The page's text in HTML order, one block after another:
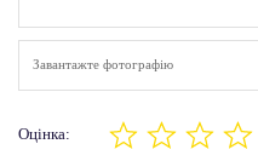
Завантажте фотографію
Оцінка: